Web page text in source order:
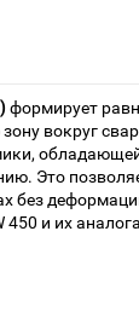
формирует
вокруг
Это
без
450 и их